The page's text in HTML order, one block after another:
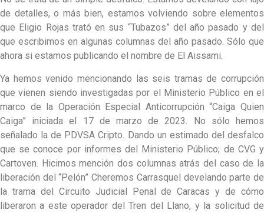
de detalles, o más bien, estamos volviendo sobre elementos
que Eligio Rojas trató en sus “Tubazos” del año pasado y del
que escribimos en algunas columnas del año pasado. Sólo que
ahora si estamos publicando el nombre de El Aissami.
Ya hemos venido mencionando las seis tramas de corrupción
que vienen siendo investigadas por el Ministerio Público en el
marco de la Operación Especial Anticorrupción “Caiga Quien
Caiga” iniciada el 17 de marzo de 2023. No sólo hemos
señalado la de PDVSA Cripto. Dando un estimado del desfalco
que se conoce por informes del Ministerio Público; de CVG y
Cartoven. Hicimos mención dos columnas atrás del caso de la
liberación del “Pelón” Cheremos Carrasquel develando parte de
la trama del Circuito Judicial Penal de Caracas y de cómo
liberaron a este operador del Tren del Llano, y la solicitud de